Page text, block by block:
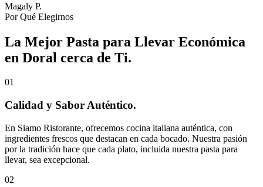
Magaly P.
Por Qué Elegirnos
La Mejor Pasta para Llevar Económica
en Doral cerca de Ti.
01
Calidad y Sabor Auténtico.
En Siamo Ristorante, ofrecemos cocina italiana auténtica, con
ingredientes frescos que destacan en cada bocado. Nuestra pasión
por la tradición hace que cada plato, incluida nuestra pasta para
llevar, sea excepcional.
02